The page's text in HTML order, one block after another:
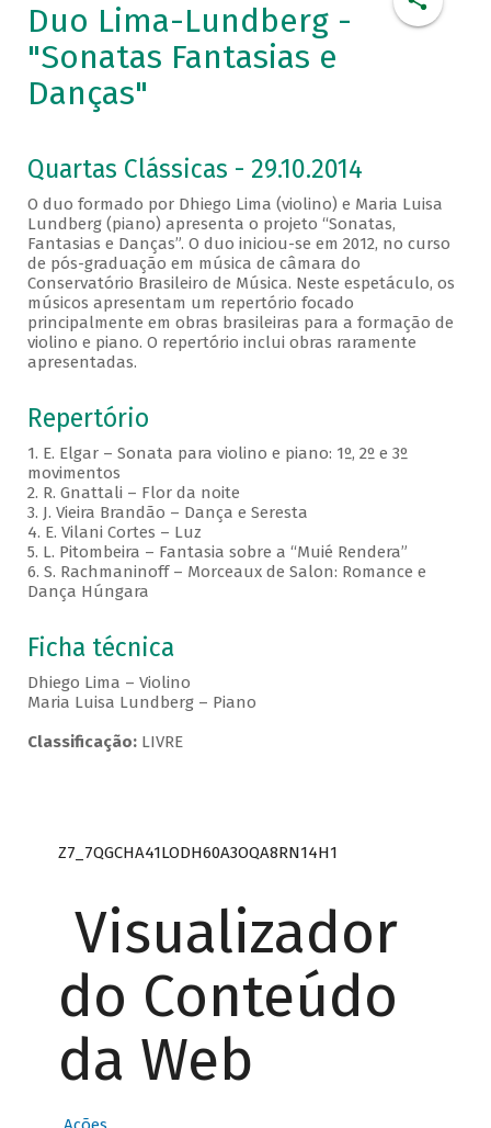
Duo Lima-Lundberg -
"Sonatas Fantasias e
Danças"
Quartas Clássicas - 29.10.2014
O duo formado por Dhiego Lima (violino) e Maria Luisa
Lundberg (piano) apresenta o projeto “Sonatas,
Fantasias e Danças”. O duo iniciou-se em 2012, no curso
de pós-graduação em música de câmara do
Conservatório Brasileiro de Música. Neste espetáculo, os
músicos apresentam um repertório focado
principalmente em obras brasileiras para a formação de
violino e piano. O repertório inclui obras raramente
apresentadas.
Repertório
1. E. Elgar – Sonata para violino e piano: 1º, 2º e 3º
movimentos
2. R. Gnattali – Flor da noite
3. J. Vieira Brandão – Dança e Seresta
4. E. Vilani Cortes – Luz
5. L. Pitombeira – Fantasia sobre a “Muié Rendera”
6. S. Rachmaninoff – Morceaux de Salon: Romance e
Dança Húngara
Ficha técnica
Dhiego Lima – Violino
Maria Luisa Lundberg – Piano
Classificação:LIVRE
Z7_7QGCHA41LODH60A3OQA8RN14H1
Visualizador
do Conteúdo
da Web